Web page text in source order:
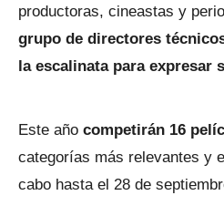
productoras, cineastas y
grupo de directores
la escalinata para expresar
Este año competirán 16
categorías más relevantes y
cabo hasta el 28 de